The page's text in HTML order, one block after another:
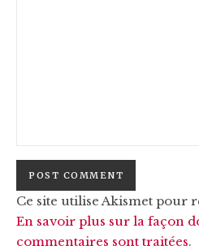
Ce site utilise Akismet pour
En savoir plus sur la façon
commentaires sont traitées.